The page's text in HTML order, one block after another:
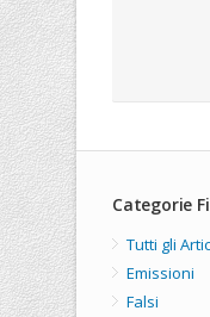
Categorie
Tutti gli
Emissioni
Falsi